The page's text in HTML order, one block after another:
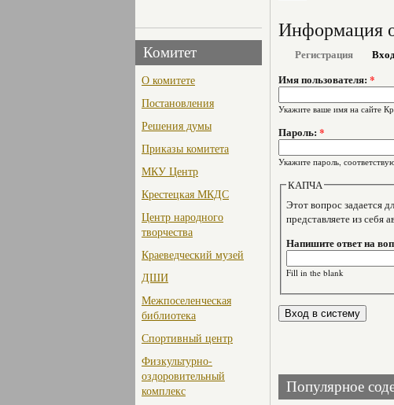
Комитет
О комитете
Постановления
Решения думы
Приказы комитета
МКУ Центр
Крестецкая МКДС
Центр народного
творчества
Краеведческий музей
ДШИ
Межпоселенческая
библиотека
Спортивный центр
Физкультурно-
оздоровительный
комплекс
Информация
Регистрация
Имя пользователя: *
Укажите ваше имя на сайте
Пароль: *
Укажите пароль,
КАПЧА
Этот вопрос задается для
представляете из себя
Напишите ответ на
Fill in the blank
Популярное